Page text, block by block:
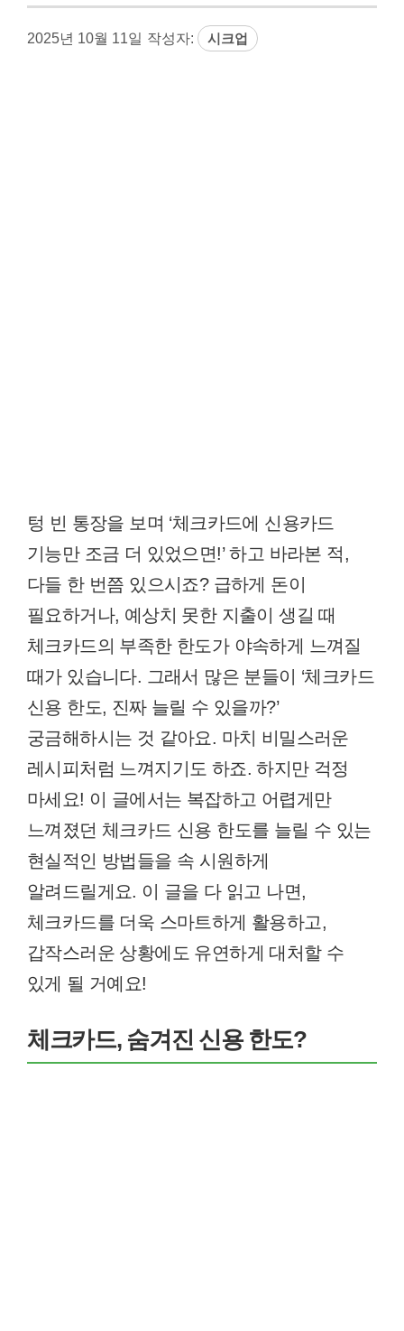
2025년 10월 11일 작성자: 시크업
텅 빈 통장을 보며 ‘체크카드에 신용카드
기능만 조금 더 있었으면!’ 하고 바라본 적,
다들 한 번쯤 있으시죠? 급하게 돈이
필요하거나, 예상치 못한 지출이 생길 때
체크카드의 부족한 한도가 야속하게 느껴질
때가 있습니다. 그래서 많은 분들이 ‘체크카드
신용 한도, 진짜 늘릴 수 있을까?’
궁금해하시는 것 같아요. 마치 비밀스러운
레시피처럼 느껴지기도 하죠. 하지만 걱정
마세요! 이 글에서는 복잡하고 어렵게만
느껴졌던 체크카드 신용 한도를 늘릴 수 있는
현실적인 방법들을 속 시원하게
알려드릴게요. 이 글을 다 읽고 나면,
체크카드를 더욱 스마트하게 활용하고,
갑작스러운 상황에도 유연하게 대처할 수
있게 될 거예요!
체크카드, 숨겨진 신용 한도?